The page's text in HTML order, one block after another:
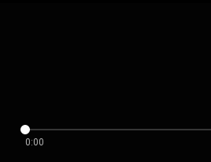
0:00